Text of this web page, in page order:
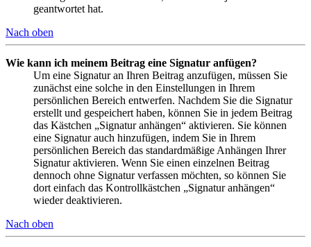
geantwortet hat.
Nach oben
Wie kann ich meinem Beitrag eine Signatur anfügen?
Um eine Signatur an Ihren Beitrag anzufügen, müssen Sie
zunächst eine solche in den Einstellungen in Ihrem
persönlichen Bereich entwerfen. Nachdem Sie die Signatur
erstellt und gespeichert haben, können Sie in jedem Beitrag
das Kästchen „Signatur anhängen“ aktivieren. Sie können
eine Signatur auch hinzufügen, indem Sie in Ihrem
persönlichen Bereich das standardmäßige Anhängen Ihrer
Signatur aktivieren. Wenn Sie einen einzelnen Beitrag
dennoch ohne Signatur verfassen möchten, so können Sie
dort einfach das Kontrollkästchen „Signatur anhängen“
wieder deaktivieren.
Nach oben